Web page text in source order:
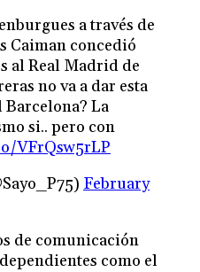
a través de
Caiman concedió
al Real Madrid de
no va a dar esta
Barcelona? La
si.. pero con
VFrQsw5rLP
February
de comunicación
como el